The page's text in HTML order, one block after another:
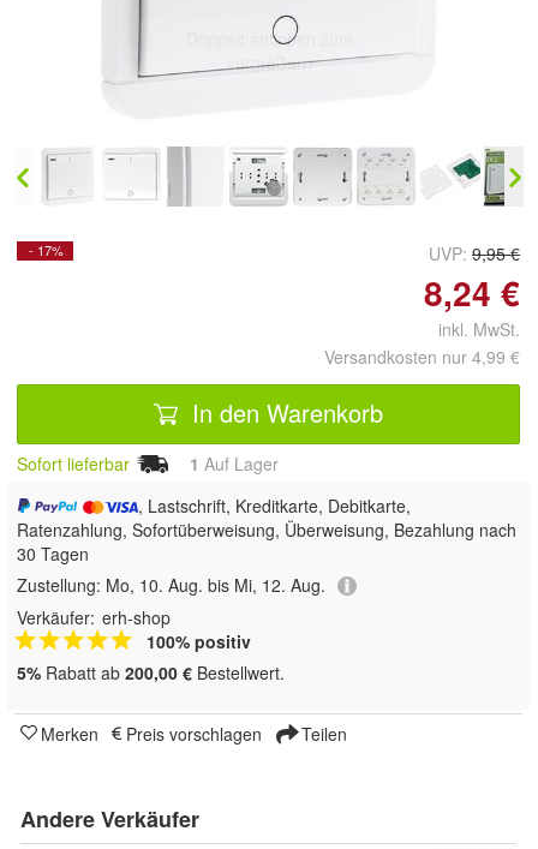
Doppelt antippen zum
vergrößern
- 17% UVP: 9,95 €
8,24 €
inkl. MwSt.
Versandkosten nur 4,99 €
In den Warenkorb
Sofort lieferbar 1 Auf Lager
, Lastschrift, Kreditkarte, Debitkarte,
Ratenzahlung, Sofortüberweisung, Überweisung, Bezahlung nach
30 Tagen
Zustellung: Mo, 10. Aug. bis Mi, 12. Aug.
Verkäufer: erh-shop
100% positiv
5% Rabatt ab 200,00 € Bestellwert.
Merken Preis vorschlagen Teilen
Andere Verkäufer